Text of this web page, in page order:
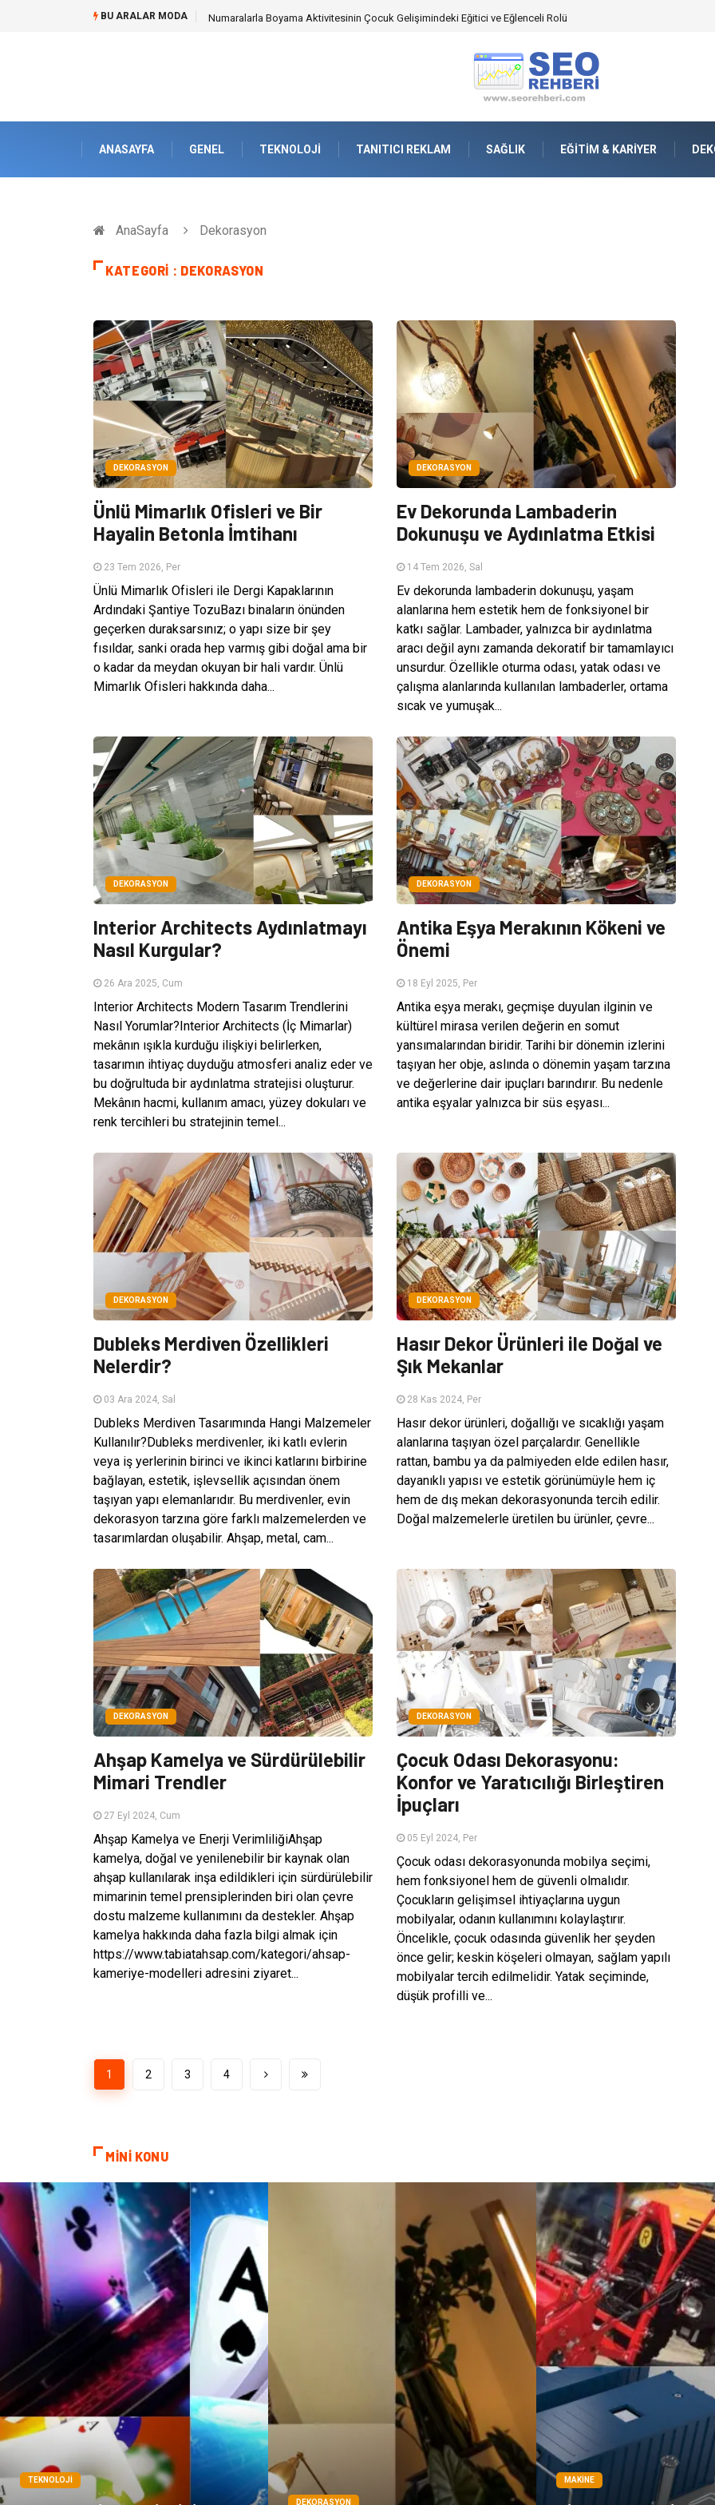
BU ARALAR MODA Mobil Çit Kültürü and Geçici Alan Yönetimindeki Fonksiyonel Rolü
ANASAYFA GENEL TEKNOLOJI TANITICI REKLAM SAĞLIK EĞITIM & KARIYER
AnaSayfa Dekorasyon
KATEGORI : DEKORASYON
DEKORASYON
Ünlü Mimarlık Ofisleri ve Bir
Hayalin Betonla İmtihanı
23 Tem 2026, Per
Ünlü Mimarlık Ofisleri ile Dergi Kapaklarının
Ardındaki Şantiye TozuBazı binaların önünden
geçerken duraksarsınız; o yapı size bir şey
fısıldar, sanki orada hep varmış gibi doğal ama bir
o kadar da meydan okuyan bir hali vardır. Ünlü
Mimarlık Ofisleri hakkında daha...
DEKORASYON
Ev Dekorunda Lambaderin
Dokunuşu ve Aydınlatma Etkisi
14 Tem 2026, Sal
Ev dekorunda lambaderin dokunuşu, yaşam
alanlarına hem estetik hem de fonksiyonel bir
katkı sağlar. Lambader, yalnızca bir aydınlatma
aracı değil aynı zamanda dekoratif bir tamamlayıcı
unsurdur. Özellikle oturma odası, yatak odası ve
çalışma alanlarında kullanılan lambaderler, ortama
sıcak ve yumuşak...
DEKORASYON
Interior Architects Aydınlatmayı
Nasıl Kurgular?
26 Ara 2025, Cum
Interior Architects Modern Tasarım Trendlerini
Nasıl Yorumlar?Interior Architects (İç Mimarlar)
mekânın ışıkla kurduğu ilişkiyi belirlerken,
tasarımın ihtiyaç duyduğu atmosferi analiz eder ve
bu doğrultuda bir aydınlatma stratejisi oluşturur.
Mekânın hacmi, kullanım amacı, yüzey dokuları ve
renk tercihleri bu stratejinin temel...
DEKORASYON
Antika Eşya Merakının Kökeni ve
Önemi
18 Eyl 2025, Per
Antika eşya merakı, geçmişe duyulan ilginin ve
kültürel mirasa verilen değerin en somut
yansımalarından biridir. Tarihi bir dönemin izlerini
taşıyan her obje, aslında o dönemin yaşam tarzına
ve değerlerine dair ipuçları barındırır. Bu nedenle
antika eşyalar yalnızca bir süs eşyası...
DEKORASYON
Dubleks Merdiven Özellikleri
Nelerdir?
03 Ara 2024, Sal
Dubleks Merdiven Tasarımında Hangi Malzemeler
Kullanılır?Dubleks merdivenler, iki katlı evlerin
veya iş yerlerinin birinci ve ikinci katlarını birbirine
bağlayan, estetik, işlevsellik açısından önem
taşıyan yapı elemanlarıdır. Bu merdivenler, evin
dekorasyon tarzına göre farklı malzemelerden ve
tasarımlardan oluşabilir. Ahşap, metal, cam...
DEKORASYON
Hasır Dekor Ürünleri ile Doğal ve
Şık Mekanlar
28 Kas 2024, Per
Hasır dekor ürünleri, doğallığı ve sıcaklığı yaşam
alanlarına taşıyan özel parçalardır. Genellikle
rattan, bambu ya da palmiyeden elde edilen hasır,
dayanıklı yapısı ve estetik görünümüyle hem iç
hem de dış mekan dekorasyonunda tercih edilir.
Doğal malzemelerle üretilen bu ürünler, çevre...
DEKORASYON
Ahşap Kamelya ve Sürdürülebilir
Mimari Trendler
27 Eyl 2024, Cum
Ahşap Kamelya ve Enerji VerimliliğiAhşap
kamelya, doğal ve yenilenebilir bir kaynak olan
ahşap kullanılarak inşa edildikleri için sürdürülebilir
mimarinin temel prensiplerinden biri olan çevre
dostu malzeme kullanımını da destekler. Ahşap
kamelya hakkında daha fazla bilgi almak için
https://www.tabiatahsap.com/kategori/ahsap-
kameriye-modelleri adresini ziyaret...
DEKORASYON
Çocuk Odası Dekorasyonu:
Konfor ve Yaratıcılığı Birleştiren
İpuçları
05 Eyl 2024, Per
Çocuk odası dekorasyonunda mobilya seçimi,
hem fonksiyonel hem de güvenli olmalıdır.
Çocukların gelişimsel ihtiyaçlarına uygun
mobilyalar, odanın kullanımını kolaylaştırır.
Öncelikle, çocuk odasında güvenlik her şeyden
önce gelir; keskin köşeleri olmayan, sağlam yapılı
mobilyalar tercih edilmelidir. Yatak seçiminde,
düşük profilli ve...
1 2 3 4
MİNİ KONU
TEKNOLOJI
DEKORASYON
MAKINE